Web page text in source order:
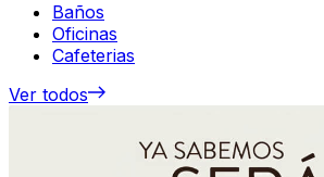
Baños
Oficinas
Cafeterias
Ver todos